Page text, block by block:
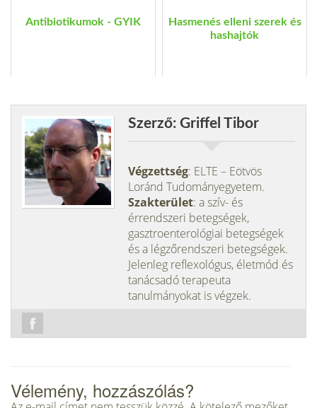
Antibiotikumok - GYIK
Hasmenés elleni szerek és
hashajtók
Szerző: Griffel Tibor
Végzettség: ELTE – Eötvös
Loránd Tudományegyetem.
Szakterület: a szív- és
érrendszeri betegségek,
gasztroenterológiai betegségek
és a légzőrendszeri betegségek.
Jelenleg reflexológus, életmód és
tanácsadó terapeuta
tanulmányokat is végzek.
Vélemény, hozzászólás?